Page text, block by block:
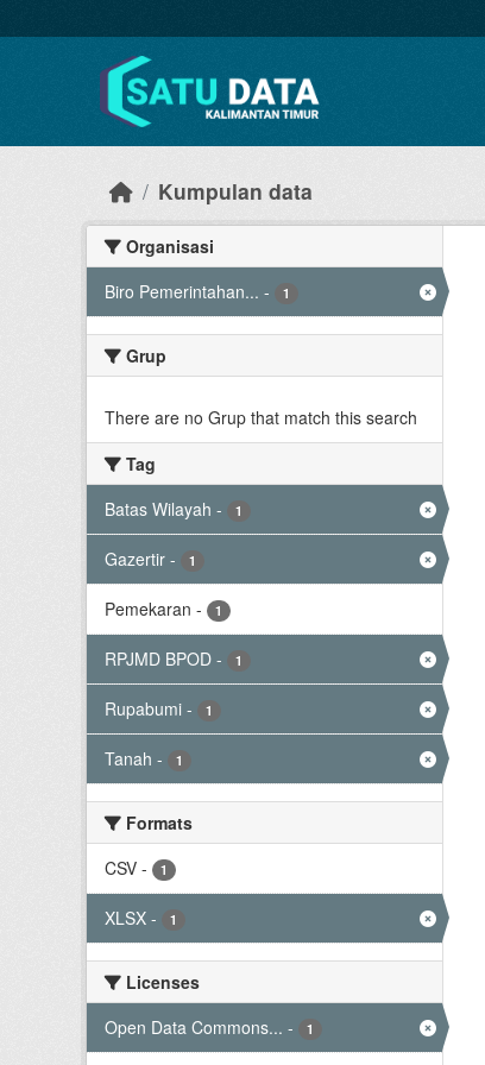
Kumpulan data
Organisasi
Biro Pemerintahan... - 1
Grup
There are no Grup that match this search
Tag
Batas Wilayah - 1
Gazertir - 1
Pemekaran - 1
RPJMD BPOD - 1
Rupabumi - 1
Tanah - 1
Formats
CSV - 1
XLSX - 1
Licenses
Open Data Commons... - 1